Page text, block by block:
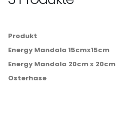
Produkt
Energy Mandala 15cmx15cm
Energy Mandala 20cm x 20cm
Osterhase